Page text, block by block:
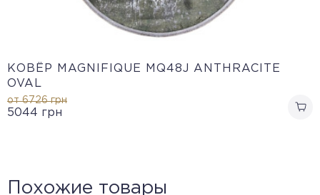
КОВЁР MAGNIFIQUE MQ48J ANTHRACITE
OVAL
от 6726грн
5044 грн
Похожие товары